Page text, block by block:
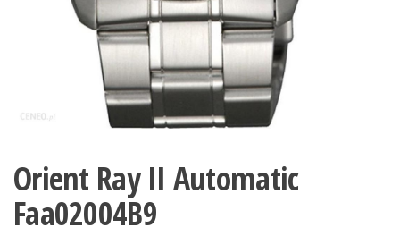
Orient Ray II Automatic
Faa02004B9